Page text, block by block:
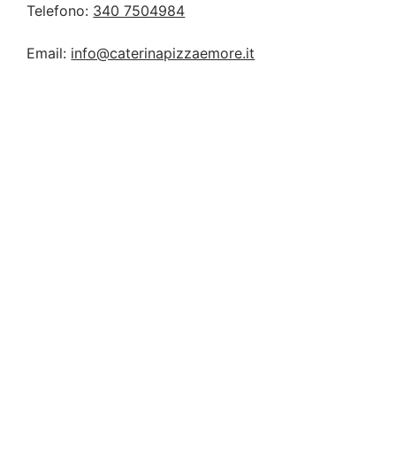
Telefono: 340 7504984
Email: info@caterinapizzaemore.it